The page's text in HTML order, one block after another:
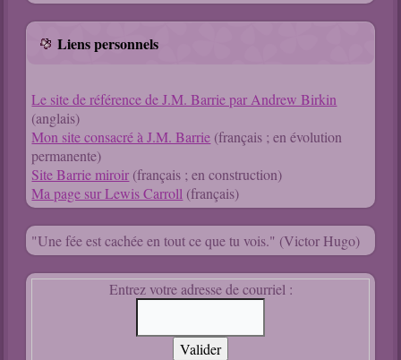
Liens personnels
Le site de référence de J.M. Barrie par Andrew Birkin
(anglais)
Mon site consacré à J.M. Barrie (français ; en évolution
permanente)
Site Barrie miroir (français ; en construction)
Ma page sur Lewis Carroll (français)
"Une fée est cachée en tout ce que tu vois." (Victor Hugo)
Entrez votre adresse de courriel :